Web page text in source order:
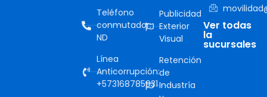
Teléfono
conmutador:
ND
Línea
Anticorrupción:
+573168785931
Publicidad
Exterior
Visual
Retención
de
Industría
Ver todas
la
sucursales